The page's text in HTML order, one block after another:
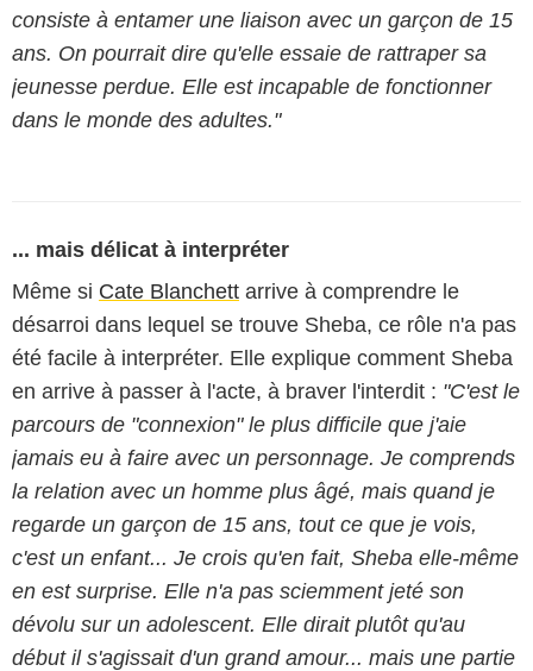
consiste à entamer une liaison avec un garçon de 15
ans. On pourrait dire qu'elle essaie de rattraper sa
jeunesse perdue. Elle est incapable de fonctionner
dans le monde des adultes."
... mais délicat à interpréter
Même si Cate Blanchett arrive à comprendre le
désarroi dans lequel se trouve Sheba, ce rôle n'a pas
été facile à interpréter. Elle explique comment Sheba
en arrive à passer à l'acte, à braver l'interdit : "C'est le
parcours de "connexion" le plus difficile que j'aie
jamais eu à faire avec un personnage. Je comprends
la relation avec un homme plus âgé, mais quand je
regarde un garçon de 15 ans, tout ce que je vois,
c'est un enfant... Je crois qu'en fait, Sheba elle-même
en est surprise. Elle n'a pas sciemment jeté son
dévolu sur un adolescent. Elle dirait plutôt qu'au
début il s'agissait d'un grand amour... mais une partie